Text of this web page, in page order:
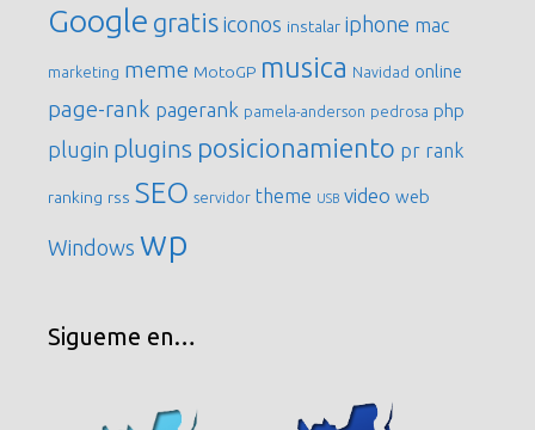
Google gratis iconos instalar iphone mac
marketing meme MotoGP musica Navidad online
page-rank pagerank pamela-anderson pedrosa php
plugin plugins posicionamiento pr rank
ranking rss SEO servidor theme USB video web
Windows wp
Sigueme en…